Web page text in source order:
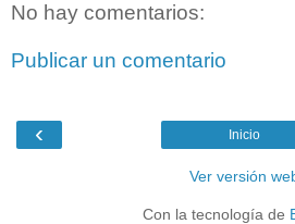
No hay comentarios:
Publicar un comentario
‹ Inicio
Ver versión
Con la tecnología de